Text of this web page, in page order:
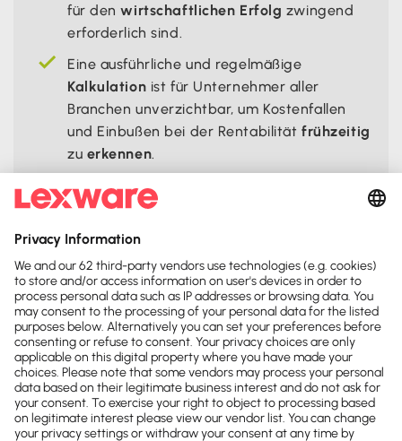
für denwirtschaftlichen Erfolg zwingend
erforderlich sind.
Eine ausführliche und regelmäßige
Kalkulation ist für Unternehmer aller
Branchen unverzichtbar, um Kostenfallen
und Einbußen bei der Rentabilitätfrühzeitig
zu erkennen.
Teile diese Seite:
    